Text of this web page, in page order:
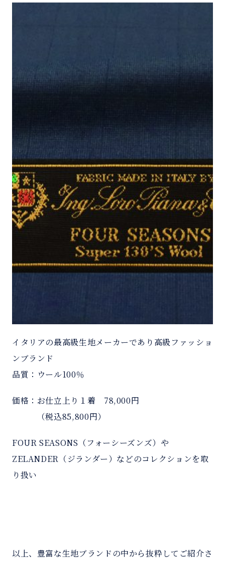
イタリアの最高級生地メーカーであり高級ファッショ
ンブランド
品質：ウール100％
価格：お仕立上り１着 78,000円
（税込85,800円）
FOUR SEASONS（フォーシーズンズ）や
ZELANDER（ジランダー）などのコレクションを取
り扱い
以上、豊富な生地ブランドの中から抜粋してご紹介さ